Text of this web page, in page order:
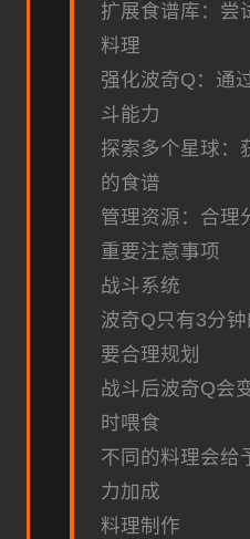
扩展食谱库：尝
料理
强化波奇Q：通
斗能力
探索多个星球：
的食谱
管理资源：合理
重要注意事项
战斗系统
波奇Q只有3分
要合理规划
战斗后波奇Q会
时喂食
不同的料理会给
力加成
料理制作